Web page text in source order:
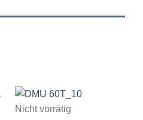
Nicht vorrätig